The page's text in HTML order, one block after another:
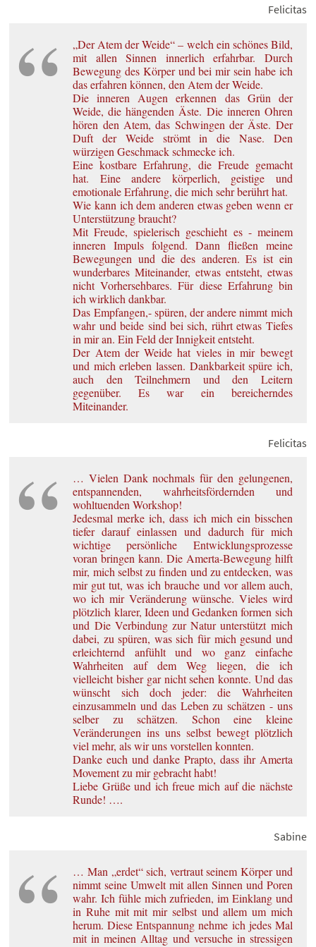
Felicitas
„Der Atem der Weide“ – welch ein schönes Bild,
mit allen Sinnen innerlich erfahrbar. Durch
Bewegung des Körper und bei mir sein habe ich
das erfahren können, den Atem der Weide.
Die inneren Augen erkennen das Grün der
Weide, die hängenden Äste. Die inneren Ohren
hören den Atem, das Schwingen der Äste. Der
Duft der Weide strömt in die Nase. Den
würzigen Geschmack schmecke ich.
Eine kostbare Erfahrung, die Freude gemacht
hat. Eine andere körperlich, geistige und
emotionale Erfahrung, die mich sehr berührt hat.
Wie kann ich dem anderen etwas geben wenn er
Unterstützung braucht?
Mit Freude, spielerisch geschieht es - meinem
inneren Impuls folgend. Dann fließen meine
Bewegungen und die des anderen. Es ist ein
wunderbares Miteinander, etwas entsteht, etwas
nicht Vorhersehbares. Für diese Erfahrung bin
ich wirklich dankbar.
Das Empfangen,- spüren, der andere nimmt mich
wahr und beide sind bei sich, rührt etwas Tiefes
in mir an. Ein Feld der Innigkeit entsteht.
Der Atem der Weide hat vieles in mir bewegt
und mich erleben lassen. Dankbarkeit spüre ich,
auch den Teilnehmern und den Leitern
gegenüber. Es war ein bereicherndes
Miteinander.
Felicitas
… Vielen Dank nochmals für den gelungenen,
entspannenden, wahrheitsfördernden und
wohltuenden Workshop!
Jedesmal merke ich, dass ich mich ein bisschen
tiefer darauf einlassen und dadurch für mich
wichtige persönliche Entwicklungsprozesse
voran bringen kann. Die Amerta-Bewegung hilft
mir, mich selbst zu finden und zu entdecken, was
mir gut tut, was ich brauche und vor allem auch,
wo ich mir Veränderung wünsche. Vieles wird
plötzlich klarer, Ideen und Gedanken formen sich
und Die Verbindung zur Natur unterstützt mich
dabei, zu spüren, was sich für mich gesund und
erleichternd anfühlt und wo ganz einfache
Wahrheiten auf dem Weg liegen, die ich
vielleicht bisher gar nicht sehen konnte. Und das
wünscht sich doch jeder: die Wahrheiten
einzusammeln und das Leben zu schätzen - uns
selber zu schätzen. Schon eine kleine
Veränderungen ins uns selbst bewegt plötzlich
viel mehr, als wir uns vorstellen konnten.
Danke euch und danke Prapto, dass ihr Amerta
Movement zu mir gebracht habt!
Liebe Grüße und ich freue mich auf die nächste
Runde! ….
Sabine
… Man „erdet“ sich, vertraut seinem Körper und
nimmt seine Umwelt mit allen Sinnen und Poren
wahr. Ich fühle mich zufrieden, im Einklang und
in Ruhe mit mit mir selbst und allem um mich
herum. Diese Entspannung nehme ich jedes Mal
mit in meinen Alltag und versuche in stressigen